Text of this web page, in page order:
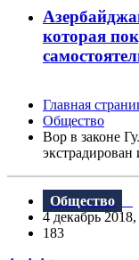
которая
Главная
Общество
Вор в законе
экстрадирован
Общество
4 декабрь
183